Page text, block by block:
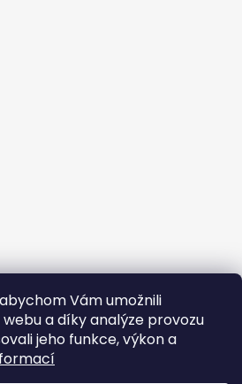
Vám umožnili
a díky analýze provozu
jeho funkce, výkon a
na Instagramu